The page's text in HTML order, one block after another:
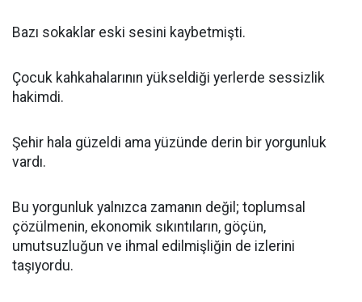
Bazı sokaklar eski sesini kaybetmişti.
Çocuk kahkahalarının yükseldiği yerlerde sessizlik
hakimdi.
Şehir hala güzeldi ama yüzünde derin bir yorgunluk
vardı.
Bu yorgunluk yalnızca zamanın değil; toplumsal
çözülmenin, ekonomik sıkıntıların, göçün,
umutsuzluğun ve ihmal edilmişliğin de izlerini
taşıyordu.